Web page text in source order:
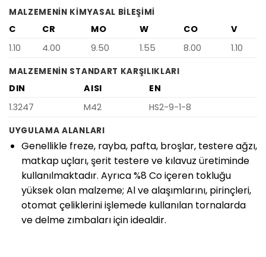
MALZEMENIN KIMYASAL BILEŞIMI
C CR MO W CO
V
1.10
4.00 9.50 1.55 8.00 1.10
MALZEMENIN STANDART KARŞILIKLARI
DIN AISI
EN
1.3247
M42 HS2-9-1-8
UYGULAMA ALANLARI
Genellikle freze, rayba, pafta, broşlar, testere ağzı,
matkap uçları, şerit testere ve kılavuz üretiminde
kullanılmaktadır. Ayrıca %8 Co içeren tokluğu
yüksek olan malzeme; Al ve alaşımlarını, pirinçleri,
otomat çeliklerini işlemede kullanılan tornalarda
ve delme zımbaları için idealdir.